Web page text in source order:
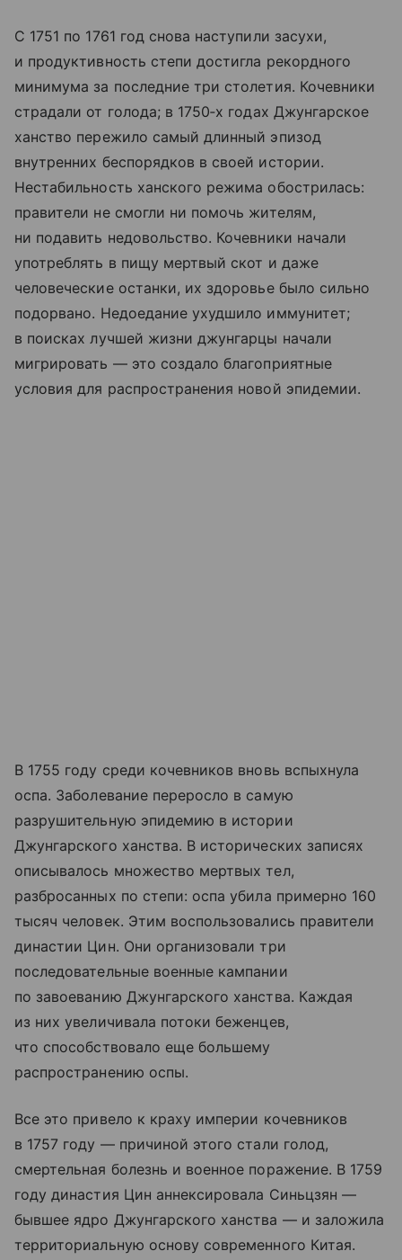
С 1751 по 1761 год снова наступили засухи,
и продуктивность степи достигла рекордного
минимума за последние три столетия. Кочевники
страдали от голода; в 1750‑х годах Джунгарское
ханство пережило самый длинный эпизод
внутренних беспорядков в своей истории.
Нестабильность ханского режима обострилась:
правители не смогли ни помочь жителям,
ни подавить недовольство. Кочевники начали
употреблять в пищу мертвый скот и даже
человеческие останки, их здоровье было сильно
подорвано. Недоедание ухудшило иммунитет;
в поисках лучшей жизни джунгарцы начали
мигрировать — это создало благоприятные
условия для распространения новой эпидемии.
В 1755 году среди кочевников вновь вспыхнула
оспа. Заболевание переросло в самую
разрушительную эпидемию в истории
Джунгарского ханства. В исторических записях
описывалось множество мертвых тел,
разбросанных по степи: оспа убила примерно 160
тысяч человек. Этим воспользовались правители
династии Цин. Они организовали три
последовательные военные кампании
по завоеванию Джунгарского ханства. Каждая
из них увеличивала потоки беженцев,
что способствовало еще большему
распространению оспы.
Все это привело к краху империи кочевников
в 1757 году — причиной этого стали голод,
смертельная болезнь и военное поражение. В 1759
году династия Цин аннексировала Синьцзян —
бывшее ядро Джунгарского ханства — и заложила
территориальную основу современного Китая.